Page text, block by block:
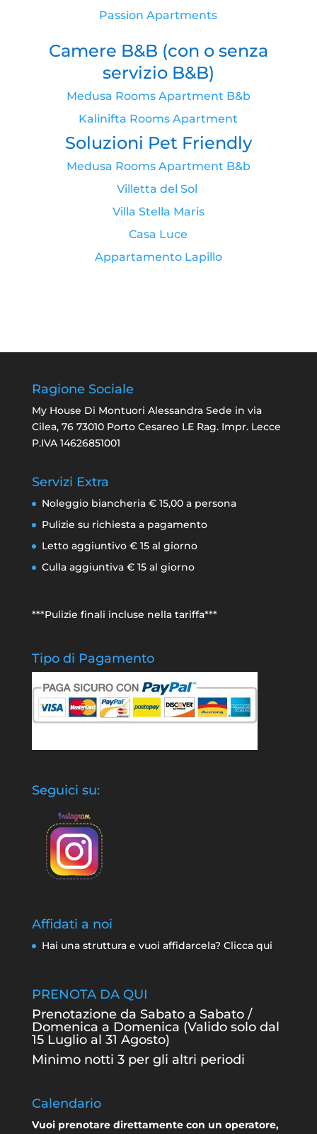
Passion Apartments
Camere B&B (con o senza
servizio B&B)
Medusa Rooms Apartment B&b
Kalinifta Rooms Apartment
Soluzioni Pet Friendly
Medusa Rooms Apartment B&b
Villetta del Sol
Villa Stella Maris
Casa Luce
Appartamento Lapillo
Ragione Sociale
My House Di Montuori Alessandra Sede in via
Cilea, 76 73010 Porto Cesareo LE Rag. Impr. Lecce
P.IVA 14626851001
Servizi Extra
Noleggio biancheria € 15,00 a persona
Pulizie su richiesta a pagamento
Letto aggiuntivo € 15 al giorno
Culla aggiuntiva € 15 al giorno
***Pulizie finali incluse nella tariffa***
Tipo di Pagamento
Seguici su:
Affidati a noi
Hai una struttura e vuoi affidarcela? Clicca qui
PRENOTA DA QUI
Prenotazione da Sabato a Sabato /
Domenica a Domenica (Valido solo dal
15 Luglio al 31 Agosto)
Minimo notti 3 per gli altri periodi
Calendario
Vuoi prenotare direttamente con un operatore,